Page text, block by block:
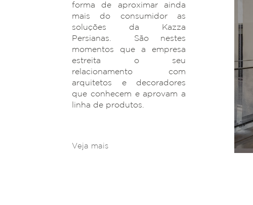
forma de aproximar ainda
mais do consumidor as
soluções da Kazza
Persianas. São nestes
momentos que a empresa
estreita o seu
relacionamento com
arquitetos e decoradores
que conhecem e aprovam a
linha de produtos.
Veja mais